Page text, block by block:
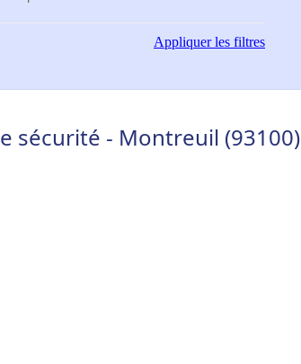
Appliquerles filtres
sécurité - Montreuil (93100)